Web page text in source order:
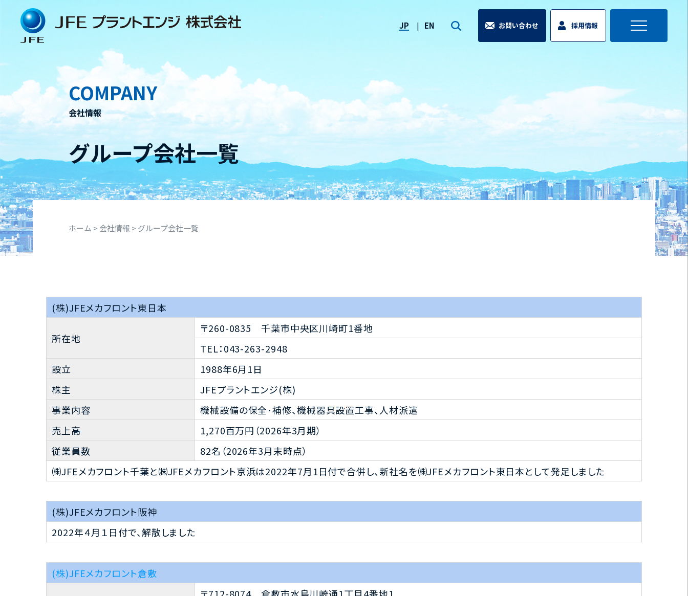
content JP EN お問い合わせ 採用情報
toggle
COMPANY
会社情報
グループ会社一覧
ホーム > 会社情報 > グループ会社一覧
(株)JFEメカフロント東日本
所在地
〒260-0835 千葉市中央区川崎町1番地
TEL：043-263-2948
設立
1988年6月1日
株主
JFEプラントエンジ(株)
事業内容
機械設備の保全･補修、機械器具設置工事、人材派遣
売上高
1,270百万円（2026年3月期）
従業員数
82名（2026年3月末時点）
㈱JFEメカフロント千葉と㈱JFEメカフロント京浜は2022年7月1日付で合併し、新社名を㈱JFEメカフロント東日本として発足しました
(株)JFEメカフロント阪神
2022年４月１日付で、解散しました
(株)JFEメカフロント倉敷
〒712-8074 倉敷市水島川崎通1丁目4番地1